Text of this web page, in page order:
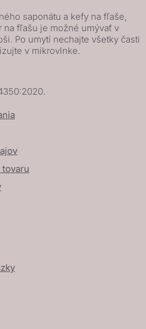
saponátu a kefy na fľaše,
na fľašu je možné umývať v
Po umytí nechajte všetky časti
v mikrovlnke.
tovaru